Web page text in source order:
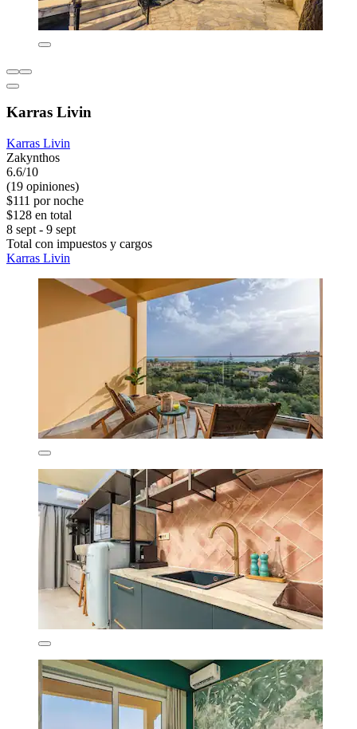
Karras Livin
Karras Livin
Zakynthos
6.6/10
(19 opiniones)
$111 por noche
$128 en total
8 sept - 9 sept
Total con impuestos y cargos
Karras Livin